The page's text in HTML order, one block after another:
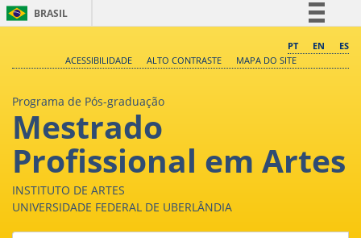
BRASIL
Comunica BR
Canais
PT EN
ES
ACESSIBILIDADE
ALTO CONTRASTE MAPA DO SITE
Programa de Pós-graduação
Mestrado
Profissional em Artes
INSTITUTO DE ARTES
UNIVERSIDADE FEDERAL DE UBERLÂNDIA